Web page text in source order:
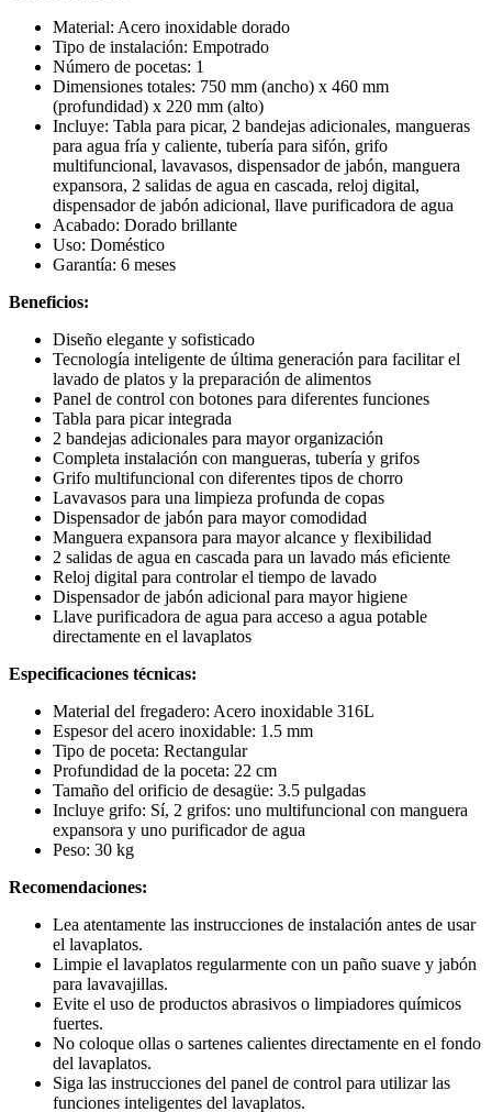
Material: Acero inoxidable dorado
Tipo de instalación: Empotrado
Número de pocetas: 1
Dimensiones totales: 750 mm (ancho) x 460 mm
(profundidad) x 220 mm (alto)
Incluye: Tabla para picar, 2 bandejas adicionales, mangueras
para agua fría y caliente, tubería para sifón, grifo
multifuncional, lavavasos, dispensador de jabón, manguera
expansora, 2 salidas de agua en cascada, reloj digital,
dispensador de jabón adicional, llave purificadora de agua
Acabado: Dorado brillante
Uso: Doméstico
Garantía: 6 meses
Beneficios:
Diseño elegante y sofisticado
Tecnología inteligente de última generación para facilitar el
lavado de platos y la preparación de alimentos
Panel de control con botones para diferentes funciones
Tabla para picar integrada
2 bandejas adicionales para mayor organización
Completa instalación con mangueras, tubería y grifos
Grifo multifuncional con diferentes tipos de chorro
Lavavasos para una limpieza profunda de copas
Dispensador de jabón para mayor comodidad
Manguera expansora para mayor alcance y flexibilidad
2 salidas de agua en cascada para un lavado más eficiente
Reloj digital para controlar el tiempo de lavado
Dispensador de jabón adicional para mayor higiene
Llave purificadora de agua para acceso a agua potable
directamente en el lavaplatos
Especificaciones técnicas:
Material del fregadero: Acero inoxidable 316L
Espesor del acero inoxidable: 1.5 mm
Tipo de poceta: Rectangular
Profundidad de la poceta: 22 cm
Tamaño del orificio de desagüe: 3.5 pulgadas
Incluye grifo: Sí, 2 grifos: uno multifuncional con manguera
expansora y uno purificador de agua
Peso: 30 kg
Recomendaciones:
Lea atentamente las instrucciones de instalación antes de usar
el lavaplatos.
Limpie el lavaplatos regularmente con un paño suave y jabón
para lavavajillas.
Evite el uso de productos abrasivos o limpiadores químicos
fuertes.
No coloque ollas o sartenes calientes directamente en el fondo
del lavaplatos.
Siga las instrucciones del panel de control para utilizar las
funciones inteligentes del lavaplatos.